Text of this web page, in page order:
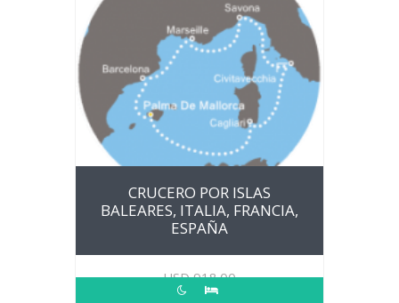
CRUCERO POR ISLAS
BALEARES, ITALIA, FRANCIA,
ESPAÑA
USD918.00